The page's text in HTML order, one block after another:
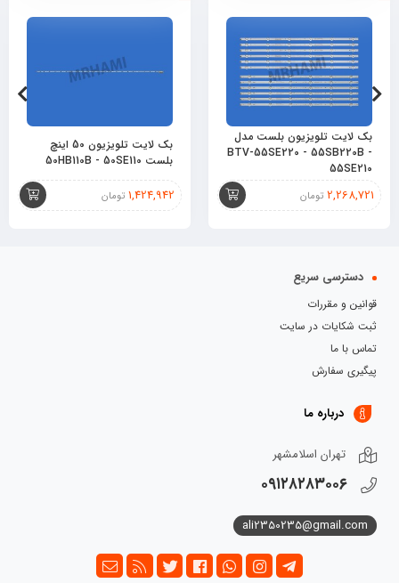
بک لایت تلویزیون بلست مدل
BTV-55SE220 - 55SB220B -
55SE210
2,268,721 تومان
بک لایت تلویزیون 50 اینچ
بلست 50HB110B - 50SE110
1,424,942 تومان
دسترسی سریع
قوانین و مقررات
ثبت شکایات در سایت
تماس با ما
پیگیری سفارش
درباره ما
تهران اسلامشهر
۰۹۱۲۸۲۸۳۰۰۶
ali2350235@gmail.com